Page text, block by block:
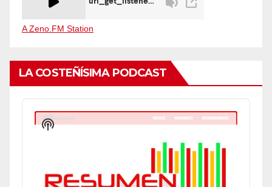
A Zeno.FM Station
LA COSTEÑÍSIMA PODCAST
Audio
Player
Show
Podcast